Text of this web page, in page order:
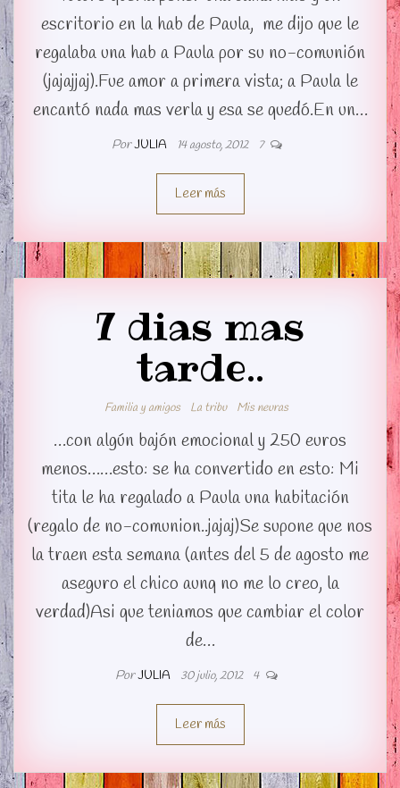
escritorio en la hab de Paula, me dijo que le
regalaba una hab a Paula por su no-comunión
(jajajjaj).Fue amor a primera vista; a Paula le
encantó nada mas verla y esa se quedó.En un…
PorJULIA 14 agosto, 2012 7
Leer más
7 dias mas
tarde..
Familia y amigos La tribu Mis neuras
…con algún bajón emocional y 250 euros
menos……esto: se ha convertido en esto: Mi
tita le ha regalado a Paula una habitación
(regalo de no-comunion..jajaj)Se supone que nos
la traen esta semana (antes del 5 de agosto me
aseguro el chico aunq no me lo creo, la
verdad)Asi que teniamos que cambiar el color
de…
PorJULIA 30 julio, 2012 4
Leer más